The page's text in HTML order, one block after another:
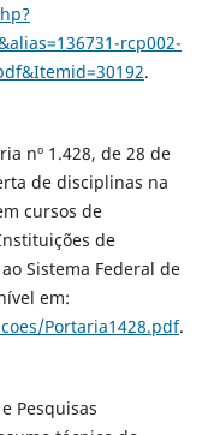
rcp002-
.
nº 1.428, de 28 de
de disciplinas na
cursos de
de
Sistema Federal de
em:
Portaria1428.pdf.
Pesquisas